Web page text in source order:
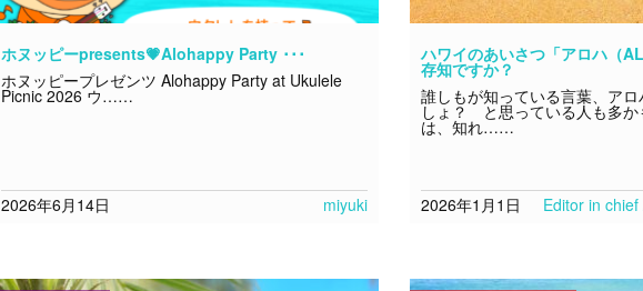
ホヌッピーpresents💗Alohappy Party ･･･
ホヌッピープレゼンツ Alohappy Party at Ukulele
Picnic 2026 ウ……
2026年6月14日 miyuki
ハワイのあいさつ「アロハ（
存知ですか？
誰しもが知っている言葉、ア
しょ？ と思っている人も多か
は、知れ……
2026年1月1日 Editor in